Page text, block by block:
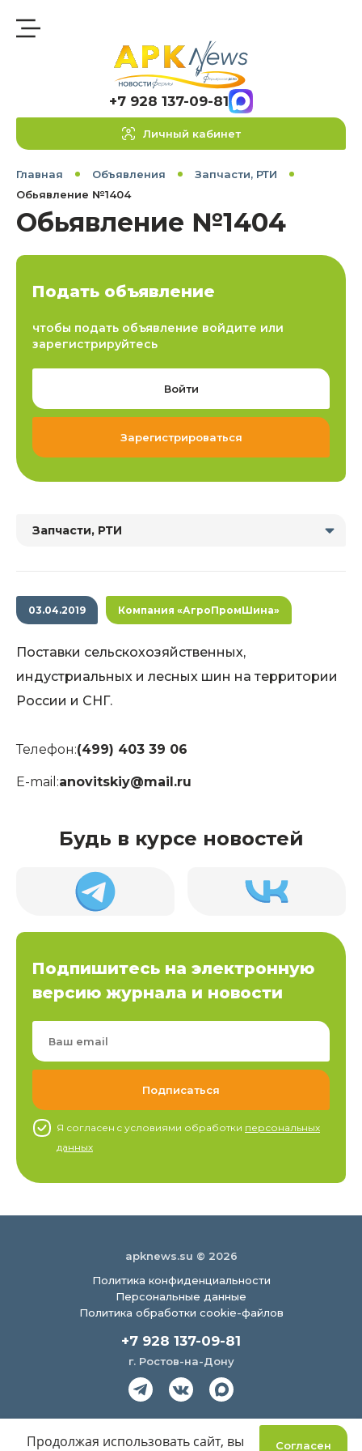
+7 928 137-09-81
Личный кабинет
Главная Объявления
Запчасти, РТИ
Обьявление №1404
Обьявление №1404
Подать объявление
чтобы подать объявление войдите или
зарегистрируйтесь
Войти
Зарегистрироваться
Запчасти, РТИ
03.04.2019 Компания «АгроПромШина»
Поставки сельскохозяйственных,
индустриальных и лесных шин на территории
России и СНГ.
Телефон:(499) 403 39 06
E-mail:anovitskiy@mail.ru
Будь в курсе новостей
Подпишитесь на электронную
версию журнала и новости
Я согласен c условиями обработки персональных
данных
apknews.su © 2026
Политика конфиденциальности
Персональные данные
Политика обработки cookie-файлов
+7 928 137-09-81
г. Ростов-на-Дону
Согласен
Продолжая использовать сайт, вы